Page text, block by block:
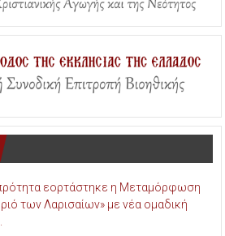
εορτάστηκε η Μεταμόρφωση
των Λαρισαίων» με νέα ομαδική